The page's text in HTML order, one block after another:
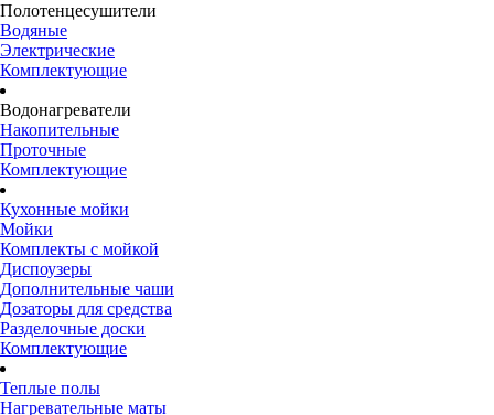
Полотенцесушители
Водяные
Электрические
Комплектующие
Водонагреватели
Накопительные
Проточные
Комплектующие
Кухонные мойки
Мойки
Комплекты с мойкой
Диспоузеры
Дополнительные чаши
Дозаторы для средства
Разделочные доски
Комплектующие
Теплые полы
Нагревательные маты